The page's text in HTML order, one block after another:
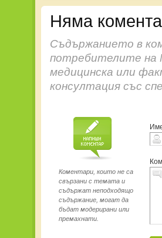
Няма
Съдържанието в
потребителите на
медицинска или
консултация със
Коментари, които не са
свързани с темата и
съдържат неподходящо
съдържание, могат да
бъдат модерирани или
премахнати.